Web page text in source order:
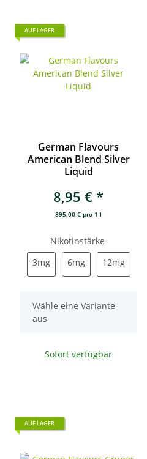
AUF LAGER
German Flavours
American Blend Silver
Liquid
8,95 € *
895,00 € pro 1 l
Nikotinstärke
3mg3mg 6mg6mg 12mg12mg
x
Wähle eine Variante
aus
Sofort verfügbar
AUF LAGER